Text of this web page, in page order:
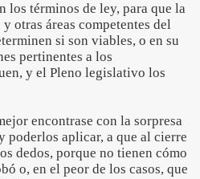
los términos de ley, para que la
otras áreas competentes del
si son viables, o en su
pertinentes a los
y el Pleno legislativo los
encontrase con la sorpresa
poderlos aplicar, a que al cierre
dedos, porque no tienen cómo
o, en el peor de los casos, que